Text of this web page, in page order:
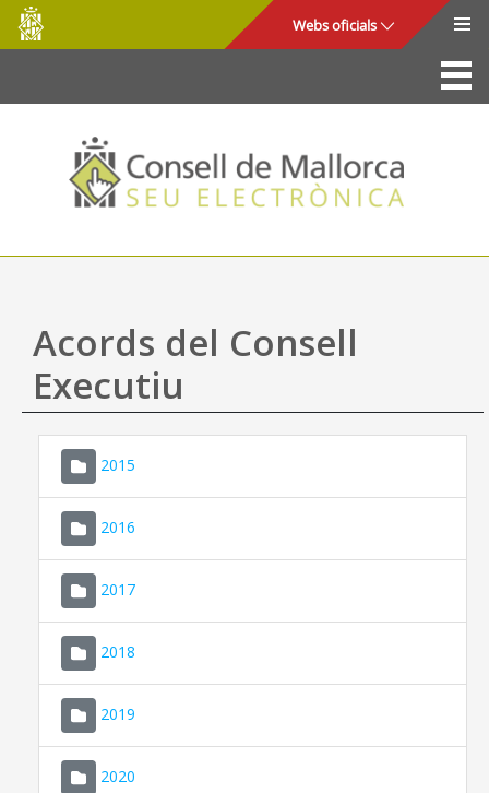
Salta al contingut principal
Consell
de
Mallorca
Webs oficials
La Seu
Consell de Mallorca
Accés i seguretat
Utilitats
Ajuda
Acords del Consell
Executiu
2015
2016
2017
2018
2019
2020